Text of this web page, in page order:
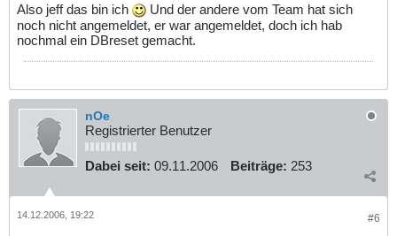
Also jeff das bin ich
Und der andere vom Team hat sich
noch nicht angemeldet, er war angemeldet, doch ich hab
nochmal ein DBreset gemacht.
nOe
Registrierter Benutzer
Dabei seit: 09.11.2006 Beiträge: 253
#6
14.12.2006, 19:22